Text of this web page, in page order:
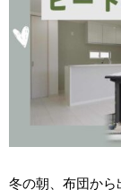
冬の朝、布団から